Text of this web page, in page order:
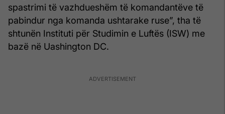
spastrimi të vazhdueshëm të komandantëve të
pabindur nga komanda ushtarake ruse”, tha të
shtunën Instituti për Studimin e Luftës (ISW) me
bazë në Uashington DC.